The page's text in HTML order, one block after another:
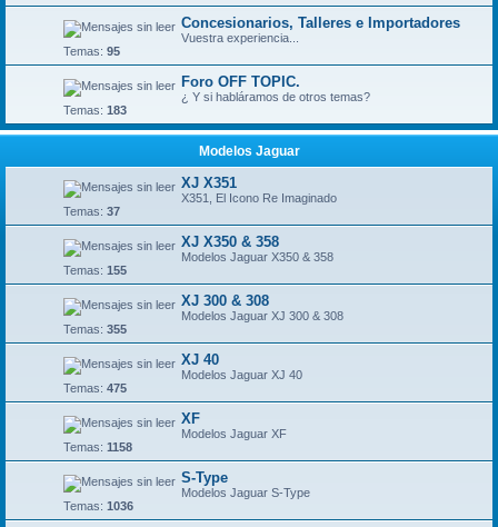
Concesionarios, Talleres e Importadores
Vuestra experiencia...
Temas: 95
Foro OFF TOPIC.
¿ Y si habláramos de otros temas?
Temas: 183
Modelos Jaguar
XJ X351
X351, El Icono Re Imaginado
Temas: 37
XJ X350 & 358
Modelos Jaguar X350 & 358
Temas: 155
XJ 300 & 308
Modelos Jaguar XJ 300 & 308
Temas: 355
XJ 40
Modelos Jaguar XJ 40
Temas: 475
XF
Modelos Jaguar XF
Temas: 1158
S-Type
Modelos Jaguar S-Type
Temas: 1036